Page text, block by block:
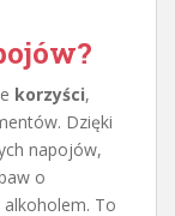
korzyści,
Dzięki
napojów,
o
To